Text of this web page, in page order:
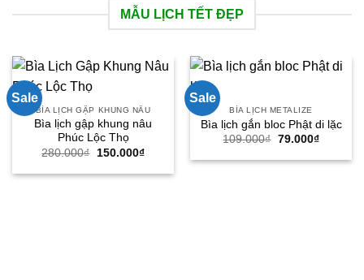
MẪU LỊCH TẾT ĐẸP
Sale
BÌA LỊCH GẬP KHUNG NÂU
Bìa lịch gập khung nâu
Phúc Lộc Thọ
280.000₫
Giá
là:
150.000₫Giá
tại
Sale
BÌA LỊCH METALIZE
Bìa lịch gắn bloc Phật di lặc
109.000₫ Giá
là:
79.000₫Giá
tại